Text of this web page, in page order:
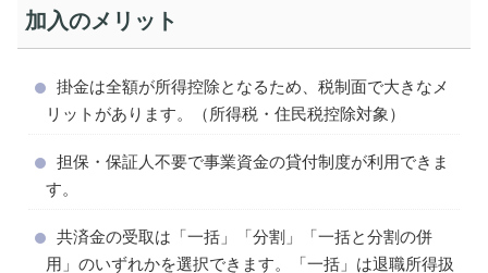
加入のメリット
掛金は全額が所得控除となるため、税制面で大きなメ
リットがあります。（所得税・住民税控除対象）
担保・保証人不要で事業資金の貸付制度が利用できま
す。
共済金の受取は「一括」「分割」「一括と分割の併
用」のいずれかを選択できます。「一括」は退職所得扱